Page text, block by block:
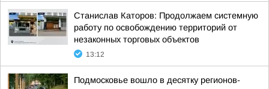
Станислав Каторов: Продолжаем системную
работу по освобождению территорий от
незаконных торговых объектов
13:12
Подмосковье вошло в десятку регионов-